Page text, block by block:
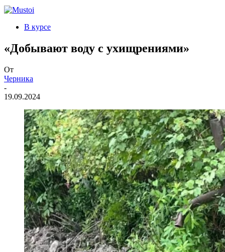
В курсе
«Добывают воду с ухищрениями»
От
Черника
-
19.09.2024